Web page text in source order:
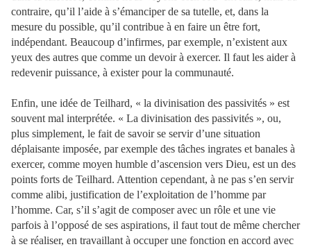
contraire, qu’il l’aide à s’émanciper de sa tutelle, et, dans la
mesure du possible, qu’il contribue à en faire un être fort,
indépendant. Beaucoup d’infirmes, par exemple, n’existent aux
yeux des autres que comme un devoir à exercer. Il faut les aider à
redevenir puissance, à exister pour la communauté.
Enfin, une idée de Teilhard, « la divinisation des passivités » est
souvent mal interprétée. « La divinisation des passivités », ou,
plus simplement, le fait de savoir se servir d’une situation
déplaisante imposée, par exemple des tâches ingrates et banales à
exercer, comme moyen humble d’ascension vers Dieu, est un des
points forts de Teilhard. Attention cependant, à ne pas s’en servir
comme alibi, justification de l’exploitation de l’homme par
l’homme. Car, s’il s’agit de composer avec un rôle et une vie
parfois à l’opposé de ses aspirations, il faut tout de même chercher
à se réaliser, en travaillant à occuper une fonction en accord avec